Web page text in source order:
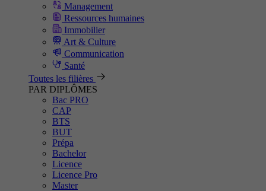
Management
Ressources humaines
Immobilier
Art & Culture
Communication
Santé
Toutes les filières
PAR DIPLÔMES
Bac PRO
CAP
BTS
BUT
Prépa
Bachelor
Licence
Licence Pro
Master